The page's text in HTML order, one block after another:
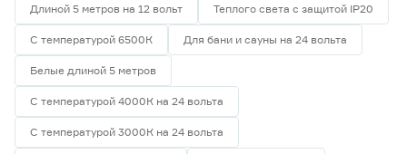
10 16
Напряжение (В)
5 12 24
230
Длиной 5 метров на 12 вольт Теплого света с защитой IP20
С температурой 6500К Для бани и сауны на 24 вольта
Белые длиной 5 метров
С температурой 4000К на 24 вольта
С температурой 3000К на 24 вольта